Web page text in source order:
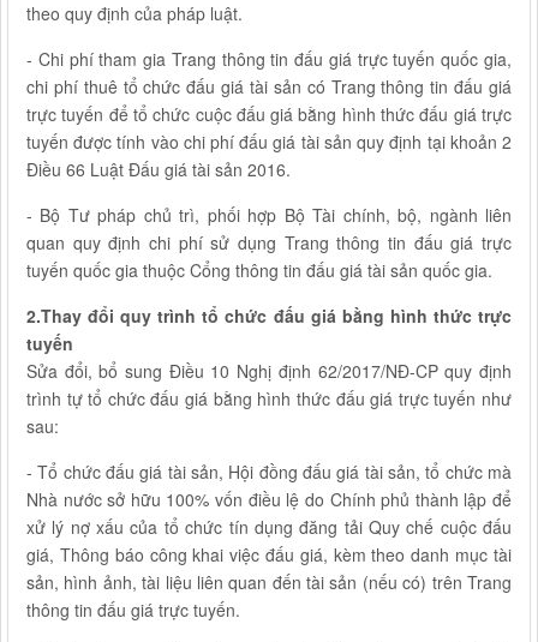
theo quy định của pháp luật.
- Chi phí tham gia Trang thông tin đấu giá trực tuyến quốc gia,
chi phí thuê tổ chức đấu giá tài sản có Trang thông tin đấu giá
trực tuyến để tổ chức cuộc đấu giá bằng hình thức đấu giá trực
tuyến được tính vào chi phí đấu giá tài sản quy định tại khoản 2
Điều 66 Luật Đấu giá tài sản 2016.
- Bộ Tư pháp chủ trì, phối hợp Bộ Tài chính, bộ, ngành liên
quan quy định chi phí sử dụng Trang thông tin đấu giá trực
tuyến quốc gia thuộc Cổng thông tin đấu giá tài sản quốc gia.
2.Thay đổi quy trình tổ chức đấu giá bằng hình thức trực
tuyến
Sửa đổi, bổ sung Điều 10 Nghị định 62/2017/NĐ-CP quy định
trình tự tổ chức đấu giá bằng hình thức đấu giá trực tuyến như
sau:
- Tổ chức đấu giá tài sản, Hội đồng đấu giá tài sản, tổ chức mà
Nhà nước sở hữu 100% vốn điều lệ do Chính phủ thành lập để
xử lý nợ xấu của tổ chức tín dụng đăng tải Quy chế cuộc đấu
giá, Thông báo công khai việc đấu giá, kèm theo danh mục tài
sản, hình ảnh, tài liệu liên quan đến tài sản (nếu có) trên Trang
thông tin đấu giá trực tuyến.